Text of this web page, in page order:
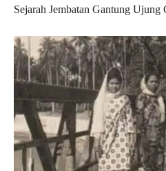
Sejarah Jembatan Gantung Ujung